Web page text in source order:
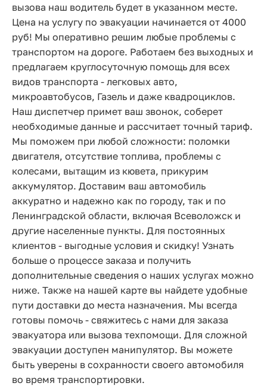
вызова наш водитель будет в указанном месте.
Цена на услугу по эвакуации начинается от 4000
руб! Мы оперативно решим любые проблемы с
транспортом на дороге. Работаем без выходных и
предлагаем круглосуточную помощь для всех
видов транспорта - легковых авто,
микроавтобусов, Газель и даже квадроциклов.
Наш диспетчер примет ваш звонок, соберет
необходимые данные и рассчитает точный тариф.
Мы поможем при любой сложности: поломки
двигателя, отсутствие топлива, проблемы с
колесами, вытащим из кювета, прикурим
аккумулятор. Доставим ваш автомобиль
аккуратно и надежно как по городу, так и по
Ленинградской области, включая Всеволожск и
другие населенные пункты. Для постоянных
клиентов - выгодные условия и скидку! Узнать
больше о процессе заказа и получить
дополнительные сведения о наших услугах можно
ниже. Также на нашей карте вы найдете удобные
пути доставки до места назначения. Мы всегда
готовы помочь - свяжитесь с нами для заказа
эвакуатора или вызова техпомощи. Для сложной
эвакуации доступен манипулятор. Вы можете
быть уверены в сохранности своего автомобиля
во время транспортировки.